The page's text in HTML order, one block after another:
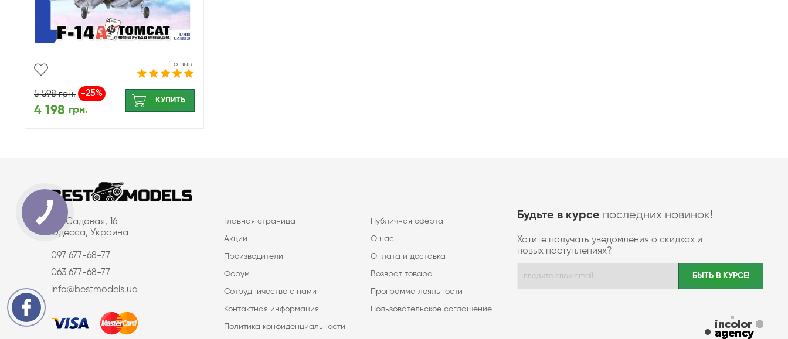
1 отзыв
5 598грн. -25%
4 198 грн.
КУПИТЬ
ул. Садовая, 16
Одесса, Украина
097 677-68-77
063 677-68-77
info@bestmodels.ua
Главная страница Публичная оферта
Акции О нас
Производители Оплата и доставка
Форум Возврат товара
Сотрудничество с нами Программа лояльности
Контактная информация Пользовательское соглашение
Политика конфиденциальности
Будьте в курсе последних новинок!
Хотите получать уведомления о скидках и
новых поступлениях?